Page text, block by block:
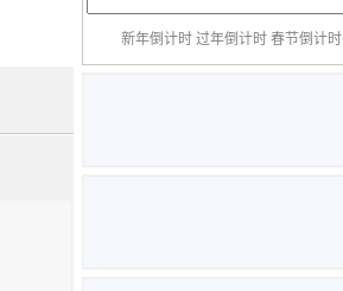
新年倒计时 过年倒计时 春节倒计时